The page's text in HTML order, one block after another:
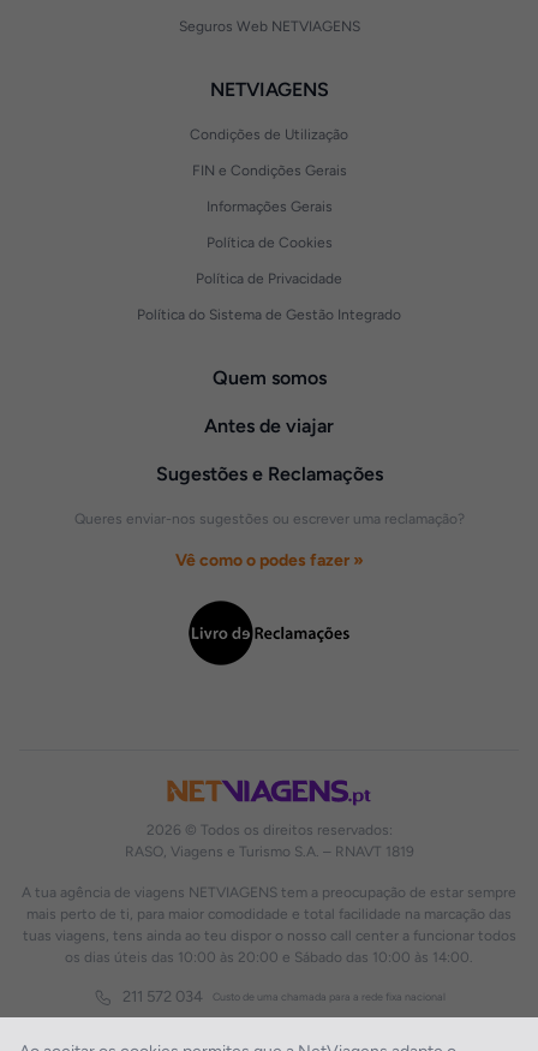
2026 © Todos os direitos reservados:
RASO, Viagens e Turismo S.A. – RNAVT 1819
A tua agência de viagens NETVIAGENS tem a preocupação de estar sempre
mais perto de ti, para maior comodidade e total facilidade na marcação das
tuas viagens, tens ainda ao teu dispor o nosso call center a funcionar todos
os dias úteis das 10:00 às 20:00 e Sábado das 10:00 às 14:00.
211 572 034 Custo de uma chamada para a rede fixa nacional
Seguros Web NETVIAGENS
NETVIAGENS
Condições de Utilização
FIN e Condições Gerais
Informações Gerais
Política de Cookies
Política de Privacidade
Política do Sistema de Gestão Integrado
Quem somos
Antes de viajar
Sugestões e Reclamações
Queres enviar-nos sugestões ou escrever uma reclamação?
Vê como o podes fazer »